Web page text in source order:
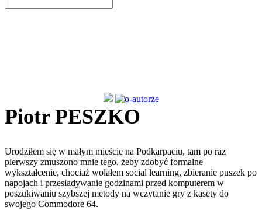
Piotr PESZKO
Urodziłem się w małym mieście na Podkarpaciu, tam po raz
pierwszy zmuszono mnie tego, żeby zdobyć formalne
wykształcenie, chociaż wolałem social learning, zbieranie puszek po
napojach i przesiadywanie godzinami przed komputerem w
poszukiwaniu szybszej metody na wczytanie gry z kasety do
swojego Commodore 64.